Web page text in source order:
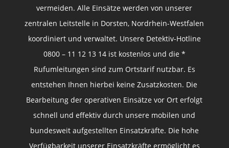
vermeiden. Alle Einsätze werden von unserer
zentralen Leitstelle in Dorsten, Nordrhein-Westfalen
koordiniert und verwaltet. Unsere Detektiv-Hotline
0800 – 11 12 13 14 ist kostenlos und die *
Rufumleitungen sind zum Ortstarif nutzbar. Es
entstehen Ihnen hierbei keine Zusatzkosten. Die
Bearbeitung der operativen Einsätze vor Ort erfolgt
schnell und effektiv durch unsere mobilen und
bundesweit aufgestellten Einsatzkräfte. Die hohe
Verfügbarkeit unserer Einsatzkräfte ermöglicht es